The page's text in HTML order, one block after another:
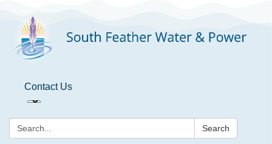
Contact Us
Search: Search